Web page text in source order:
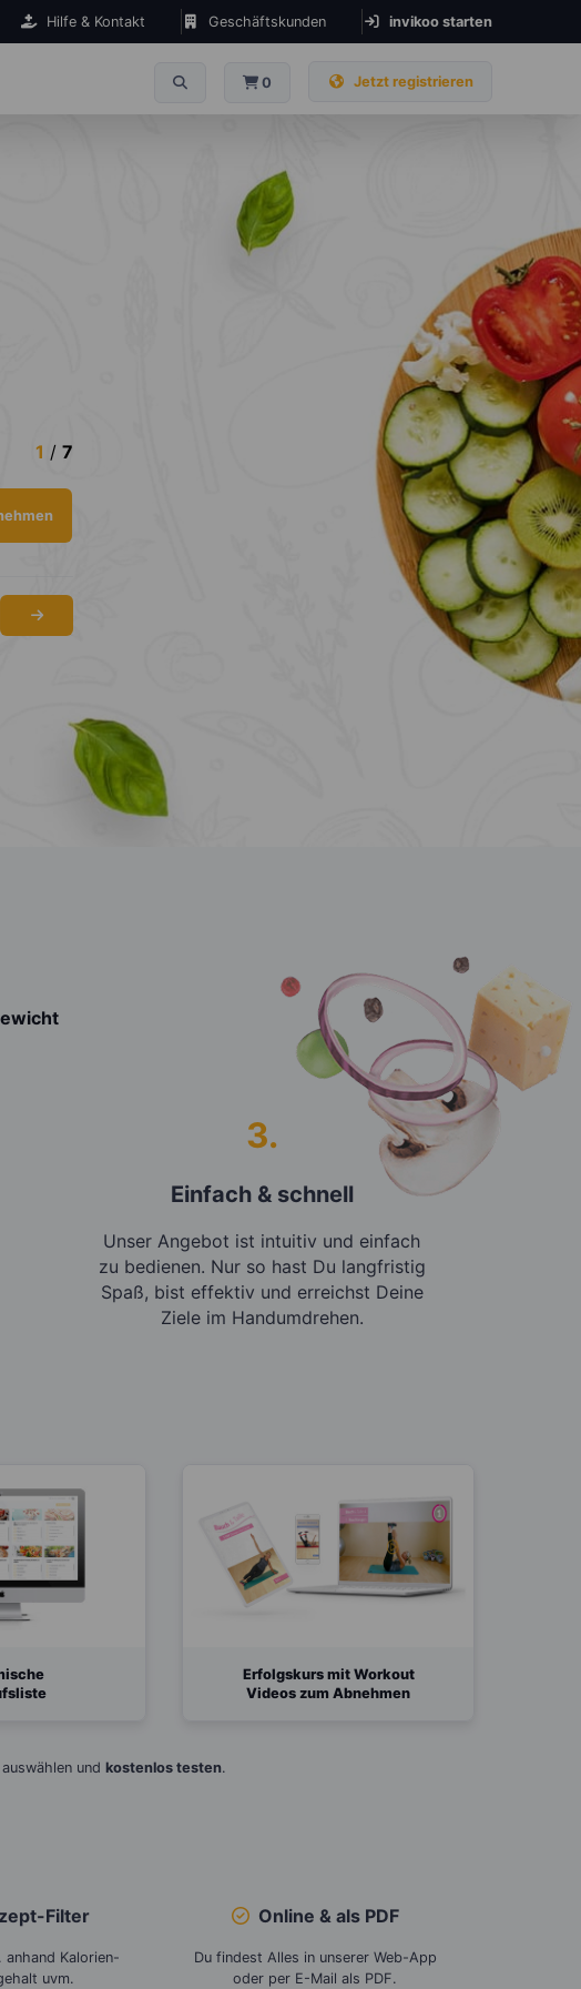
Hilfe & Kontakt Geschäftskunden invikoo starten
0 Jetzt registrieren
1 / 7
3.
Einfach & schnell
Unser Angebot ist intuitiv und einfach
zu bedienen. Nur so hast Du langfristig
Spaß, bist effektiv und erreichst Deine
Ziele im Handumdrehen.
Erfolgskurs mit Workout
Videos zum Abnehmen
auswählen und kostenlos testen.
Filter
anhand Kalorien-
uvm.
Online & als PDF
Du findest Alles in unserer Web-App
oder per E-Mail als PDF.